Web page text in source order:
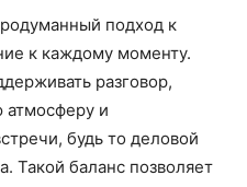
подход к
к каждому моменту.
разговор,
атмосферу и
будь то деловой
Такой баланс позволяет